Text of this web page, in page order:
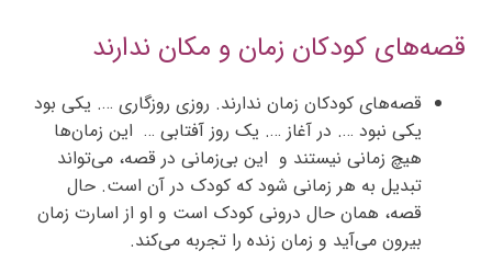
قصه‌های کودکان زمان و مکان ندارند
قصه‌های کودکان زمان ندارند. روزی روزگاری …. یکی بود
یکی نبود …. در آغاز …. یک روز آفتابی … این زمان‌ها
هیچ زمانی نیستند و این بی‌‌زمانی در قصه، می‌تواند
تبدیل به هر زمانی شود که کودک در آن است. حال
قصه، همان حال درونی کودک است و او از اسارت زمان
بیرون می‌آید و زمان زنده را تجربه می‌کند.